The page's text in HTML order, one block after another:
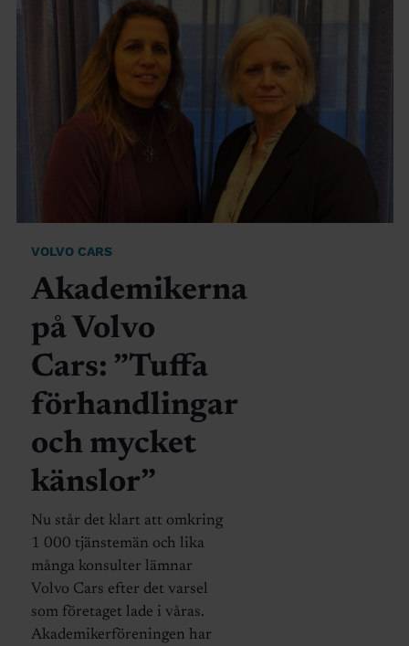
VOLVO CARS
Akademikerna
på Volvo
Cars: ”Tuffa
förhandlingar
och mycket
känslor”
Nu står det klart att omkring
1 000 tjänstemän och lika
många konsulter lämnar
Volvo Cars efter det varsel
som företaget lade i våras.
Akademikerföreningen har